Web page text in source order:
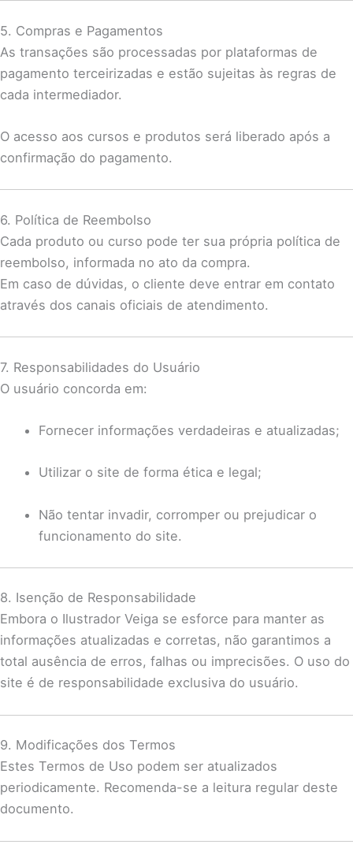
5. Compras e Pagamentos
As transações são processadas por plataformas de
pagamento terceirizadas e estão sujeitas às regras de
cada intermediador.
O acesso aos cursos e produtos será liberado após a
confirmação do pagamento.
6. Política de Reembolso
Cada produto ou curso pode ter sua própria política de
reembolso, informada no ato da compra.
Em caso de dúvidas, o cliente deve entrar em contato
através dos canais oficiais de atendimento.
7. Responsabilidades do Usuário
O usuário concorda em:
Fornecer informações verdadeiras e atualizadas;
Utilizar o site de forma ética e legal;
Não tentar invadir, corromper ou prejudicar o
funcionamento do site.
8. Isenção de Responsabilidade
Embora o Ilustrador Veiga se esforce para manter as
informações atualizadas e corretas, não garantimos a
total ausência de erros, falhas ou imprecisões. O uso do
site é de responsabilidade exclusiva do usuário.
9. Modificações dos Termos
Estes Termos de Uso podem ser atualizados
periodicamente. Recomenda-se a leitura regular deste
documento.